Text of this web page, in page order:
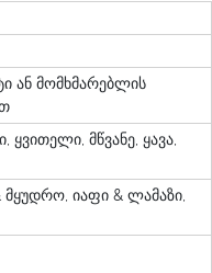
ან მომხმარებლის
მწვანე, ყავა,
მყუდრო, იაფი & ლამაზი,